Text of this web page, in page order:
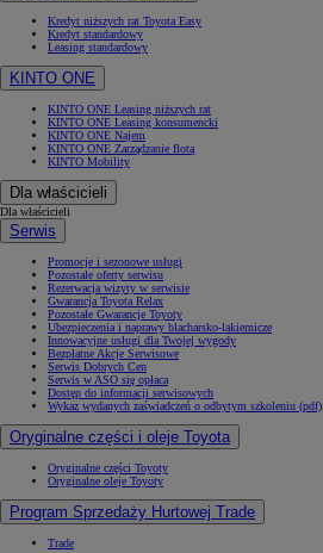
Kredyt niższych rat Toyota Easy
Kredyt standardowy
Leasing standardowy
KINTO ONE
KINTO ONE Leasing niższych rat
KINTO ONE Leasing konsumencki
KINTO ONE Najem
KINTO ONE Zarządzanie flotą
KINTO Mobility
Dla właścicieli
Dla właścicieli
Serwis
Promocje i sezonowe usługi
Pozostałe oferty serwisu
Rezerwacja wizyty w serwisie
Gwarancja Toyota Relax
Pozostałe Gwarancje Toyoty
Ubezpieczenia i naprawy blacharsko-lakiernicze
Innowacyjne usługi dla Twojej wygody
Bezpłatne Akcje Serwisowe
Serwis Dobrych Cen
Serwis w ASO się opłaca
Dostęp do informacji serwisowych
Wykaz wydanych zaświadczeń o odbytym szkoleniu (pdf)
Oryginalne części i oleje Toyota
Oryginalne części Toyoty
Oryginalne oleje Toyoty
Program Sprzedaży Hurtowej Trade
Trade